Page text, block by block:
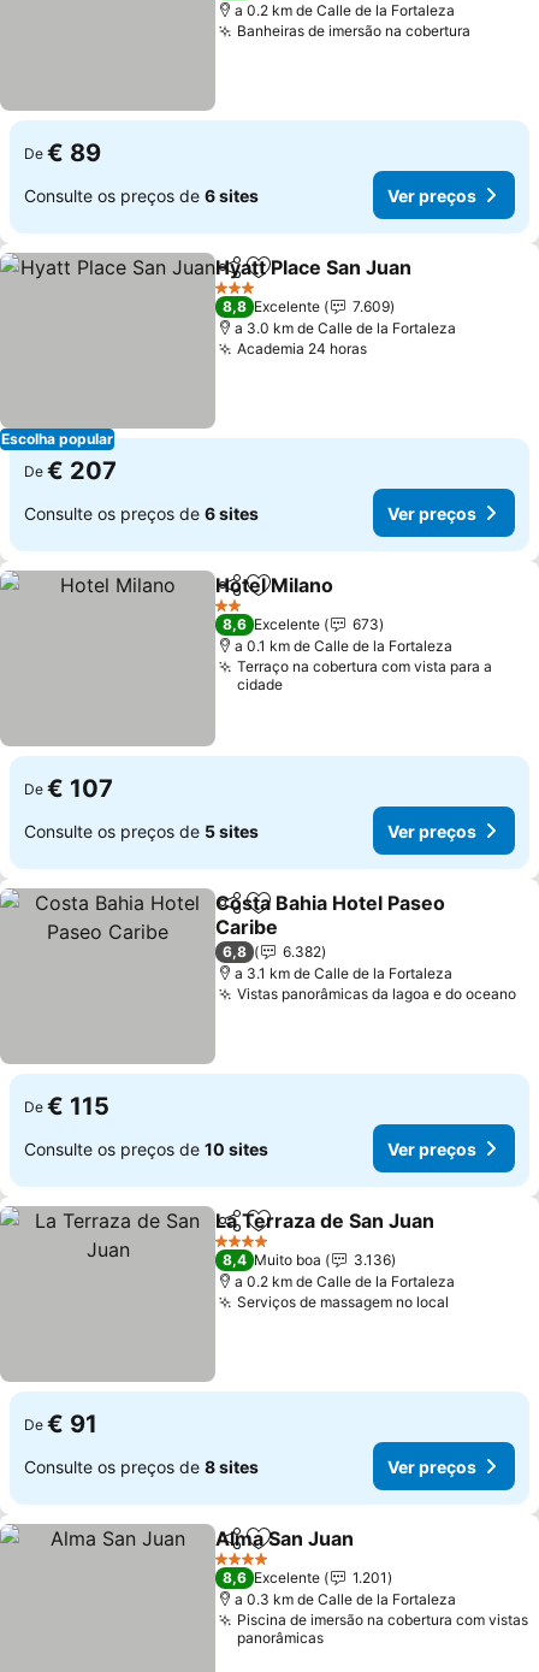
a 0.2 km de Calle de la Fortaleza
Banheiras de imersão na cobertura
De € 89
Consulte os preços de 6 sites Ver preços
Escolha popular
PartilharAdicionar aos favoritos
Hyatt Place San Juan
3 Estrelas
8,8 Excelente
7.609
a 3.0 km de Calle de la Fortaleza
Academia 24 horasVer preços
De € 207
Consulte os preços de 6 sites Ver preços
PartilharAdicionar aos favoritos
Hotel Milano
2 Estrelas
8,6 Excelente
673
a 0.1 km de Calle de la Fortaleza
Terraço na cobertura com vista para a
cidade
De € 107
Consulte os preços de 5 sites Ver preços
PartilharAdicionar aos favoritos
Costa Bahia Hotel Paseo
Caribe
Ver preços
6,8
6.382
a 3.1 km de Calle de la Fortaleza
Vistas panorâmicas da lagoa e do oceano
De € 115
Consulte os preços de 10 sites Ver preços
PartilharAdicionar aos favoritos
La Terraza de San Juan
4 Estrelas
8,4 Muito boa
3.136
a 0.2 km de Calle de la Fortaleza
Serviços de massagem no local
De € 91
Consulte os preços de 8 sites Ver preços
PartilharAdicionar aos favoritos
Alma San Juan
4 Estrelas
8,6 Excelente
1.201
a 0.3 km de Calle de la Fortaleza
Piscina de imersão na cobertura com vistas
panorâmicas